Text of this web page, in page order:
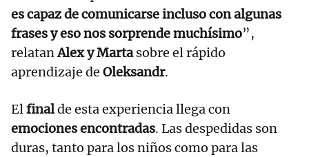
es capaz de comunicarse incluso con algunas
frases y eso nos sorprende muchísimo”,
relatanAlex y Martasobre el rápido
aprendizaje de Oleksandr.
Elfinalde esta experiencia llega con
emociones encontradas. Las despedidas son
duras, tanto para los niños como para las